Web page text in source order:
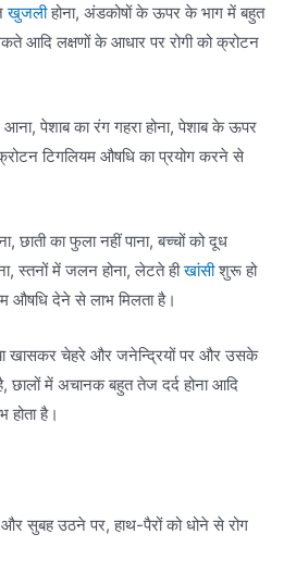
खुजलीहोना, अंडकोषों के ऊपर के भाग में बहुत
आदि लक्षणों के आधार पर रोगी को क्रोटन
पेशाब का रंग गहरा होना, पेशाब के ऊपर
क्रोटन टिगलियम औषधि का प्रयोग करने से
छाती का फुला नहीं पाना, बच्चों को दूध
स्तनों में जलन होना, लेटते हीखांसीशुरू हो
औषधि देने से लाभ मिलता है।
खासकर चेहरे और जनेन्द्रियों पर और उसके
छालों में अचानक बहुत तेज दर्द होना आदि
होता है।
सुबह उठने पर, हाथ-पैरों को धोने से रोग